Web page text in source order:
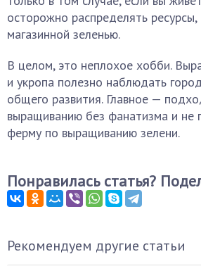
осторожно распределять ресурсы,
магазинной зеленью.
В целом, это неплохое хобби.
и укропа полезно наблюдать
общего развития. Главное —
выращиванию без фанатизма и не
ферму по выращиванию зелени.
Понравилась статья?
Рекомендуем другие статьи